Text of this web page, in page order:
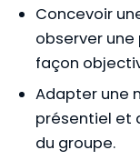
Concevoir
observer
façon
Adapter une
présentiel et
du groupe.